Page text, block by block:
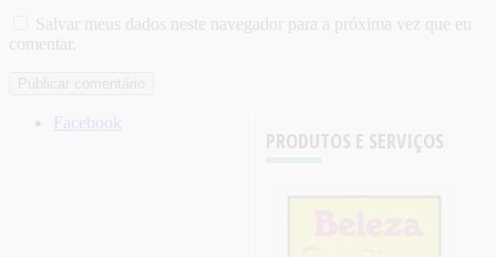
Salvar meus dados neste navegador para a próxima vez que eu
comentar.
PRODUTOS E SERVIÇOS
Facebook